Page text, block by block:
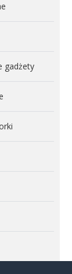
gadżety